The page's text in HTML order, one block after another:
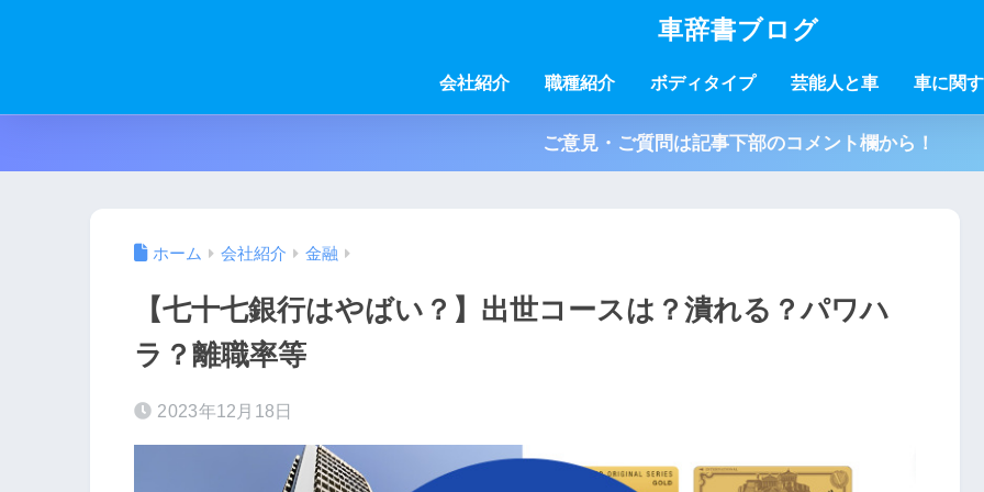
車辞書ブログ
会社紹介 職種紹介 ボディタイプ 芸能人と車 車に関
ご意見・ご質問は記事下部のコメント欄から！
ホーム 会社紹介 金融
【七十七銀行はやばい？】出世コースは？潰れる？パワハ
ラ？離職率等
2023年12月18日